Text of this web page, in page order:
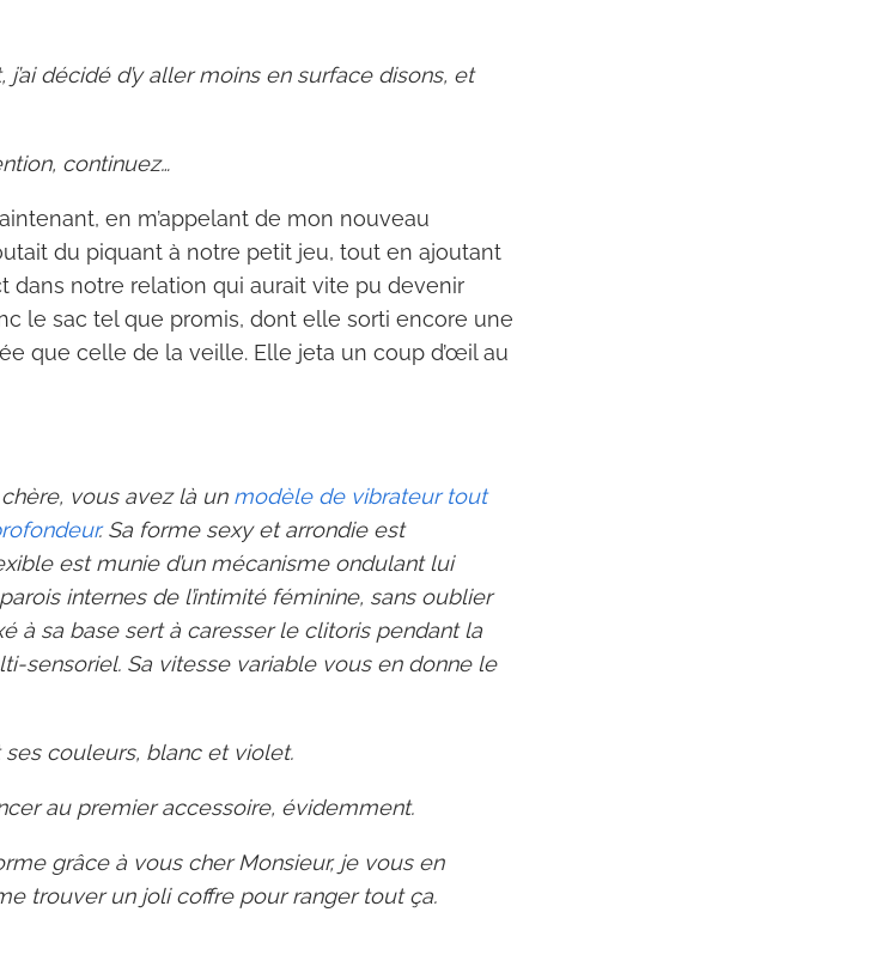
décidé d’y aller moins en surface disons, et
continuez…
en m’appelant de mon nouveau
du piquant à notre petit jeu, tout en ajoutant
dans notre relation qui aurait vite pu devenir
le sac tel que promis, dont elle sorti encore une
que celle de la veille. Elle jeta un coup d’œil au
vous avez là un modèle de vibrateur tout
. Sa forme sexy et arrondie est
est munie d’un mécanisme ondulant lui
internes de l’intimité féminine, sans oublier
à sa base sert à caresser le clitoris pendant la
sensoriel. Sa vitesse variable vous en donne le
ses couleurs, blanc et violet.
au premier accessoire, évidemment.
grâce à vous cher Monsieur, je vous en
trouver un joli coffre pour ranger tout ça.